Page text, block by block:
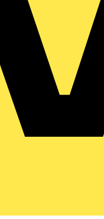
zu Branchennews,
– alles auf einer